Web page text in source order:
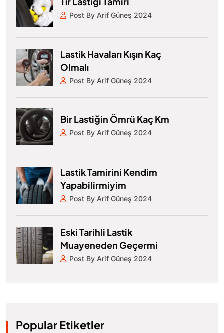
Post By Arif Güneş 2024
Lastik Havaları Kışın Kaç
Olmalı
Post By Arif Güneş 2024
Bir Lastiğin Ömrü Kaç Km
Post By Arif Güneş 2024
Lastik Tamirini Kendim
Yapabilirmiyim
Post By Arif Güneş 2024
Eski Tarihli Lastik
Muayeneden Geçermi
Post By Arif Güneş 2024
Popular Etiketler